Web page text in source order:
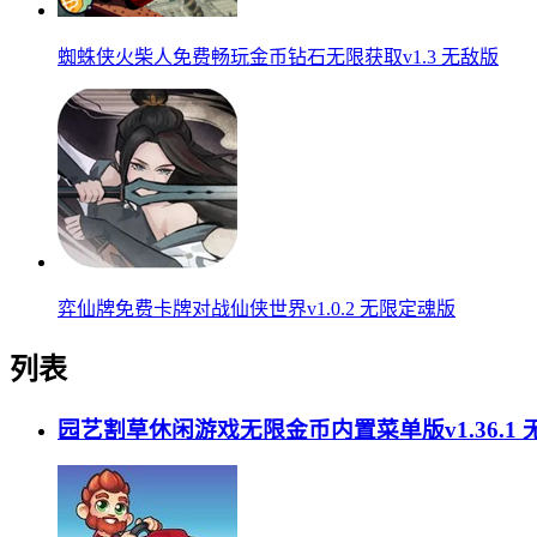
蜘蛛侠火柴人免费畅玩金币钻石无限获取v1.3 无敌版
弈仙牌免费卡牌对战仙侠世界v1.0.2 无限定魂版
列表
园艺割草休闲游戏无限金币内置菜单版v1.36.1